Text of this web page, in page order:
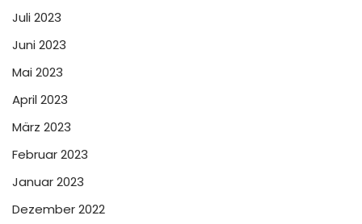
Juli 2023
Juni 2023
Mai 2023
April 2023
März 2023
Februar 2023
Januar 2023
Dezember 2022